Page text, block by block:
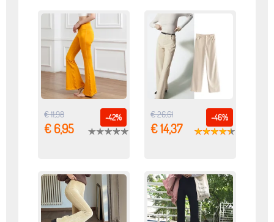
-42%
€ 11,98
€ 6,95
-46%
€ 26,61
€ 14,37